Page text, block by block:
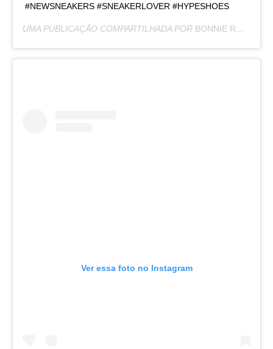
#NEWSNEAKERS #SNEAKERLOVER #HYPESHOES
UMA PUBLICAÇÃO COMPARTILHADA POR BONNIE RODRÍGUEZ KRZYWICKI
Ver essa foto no Instagram